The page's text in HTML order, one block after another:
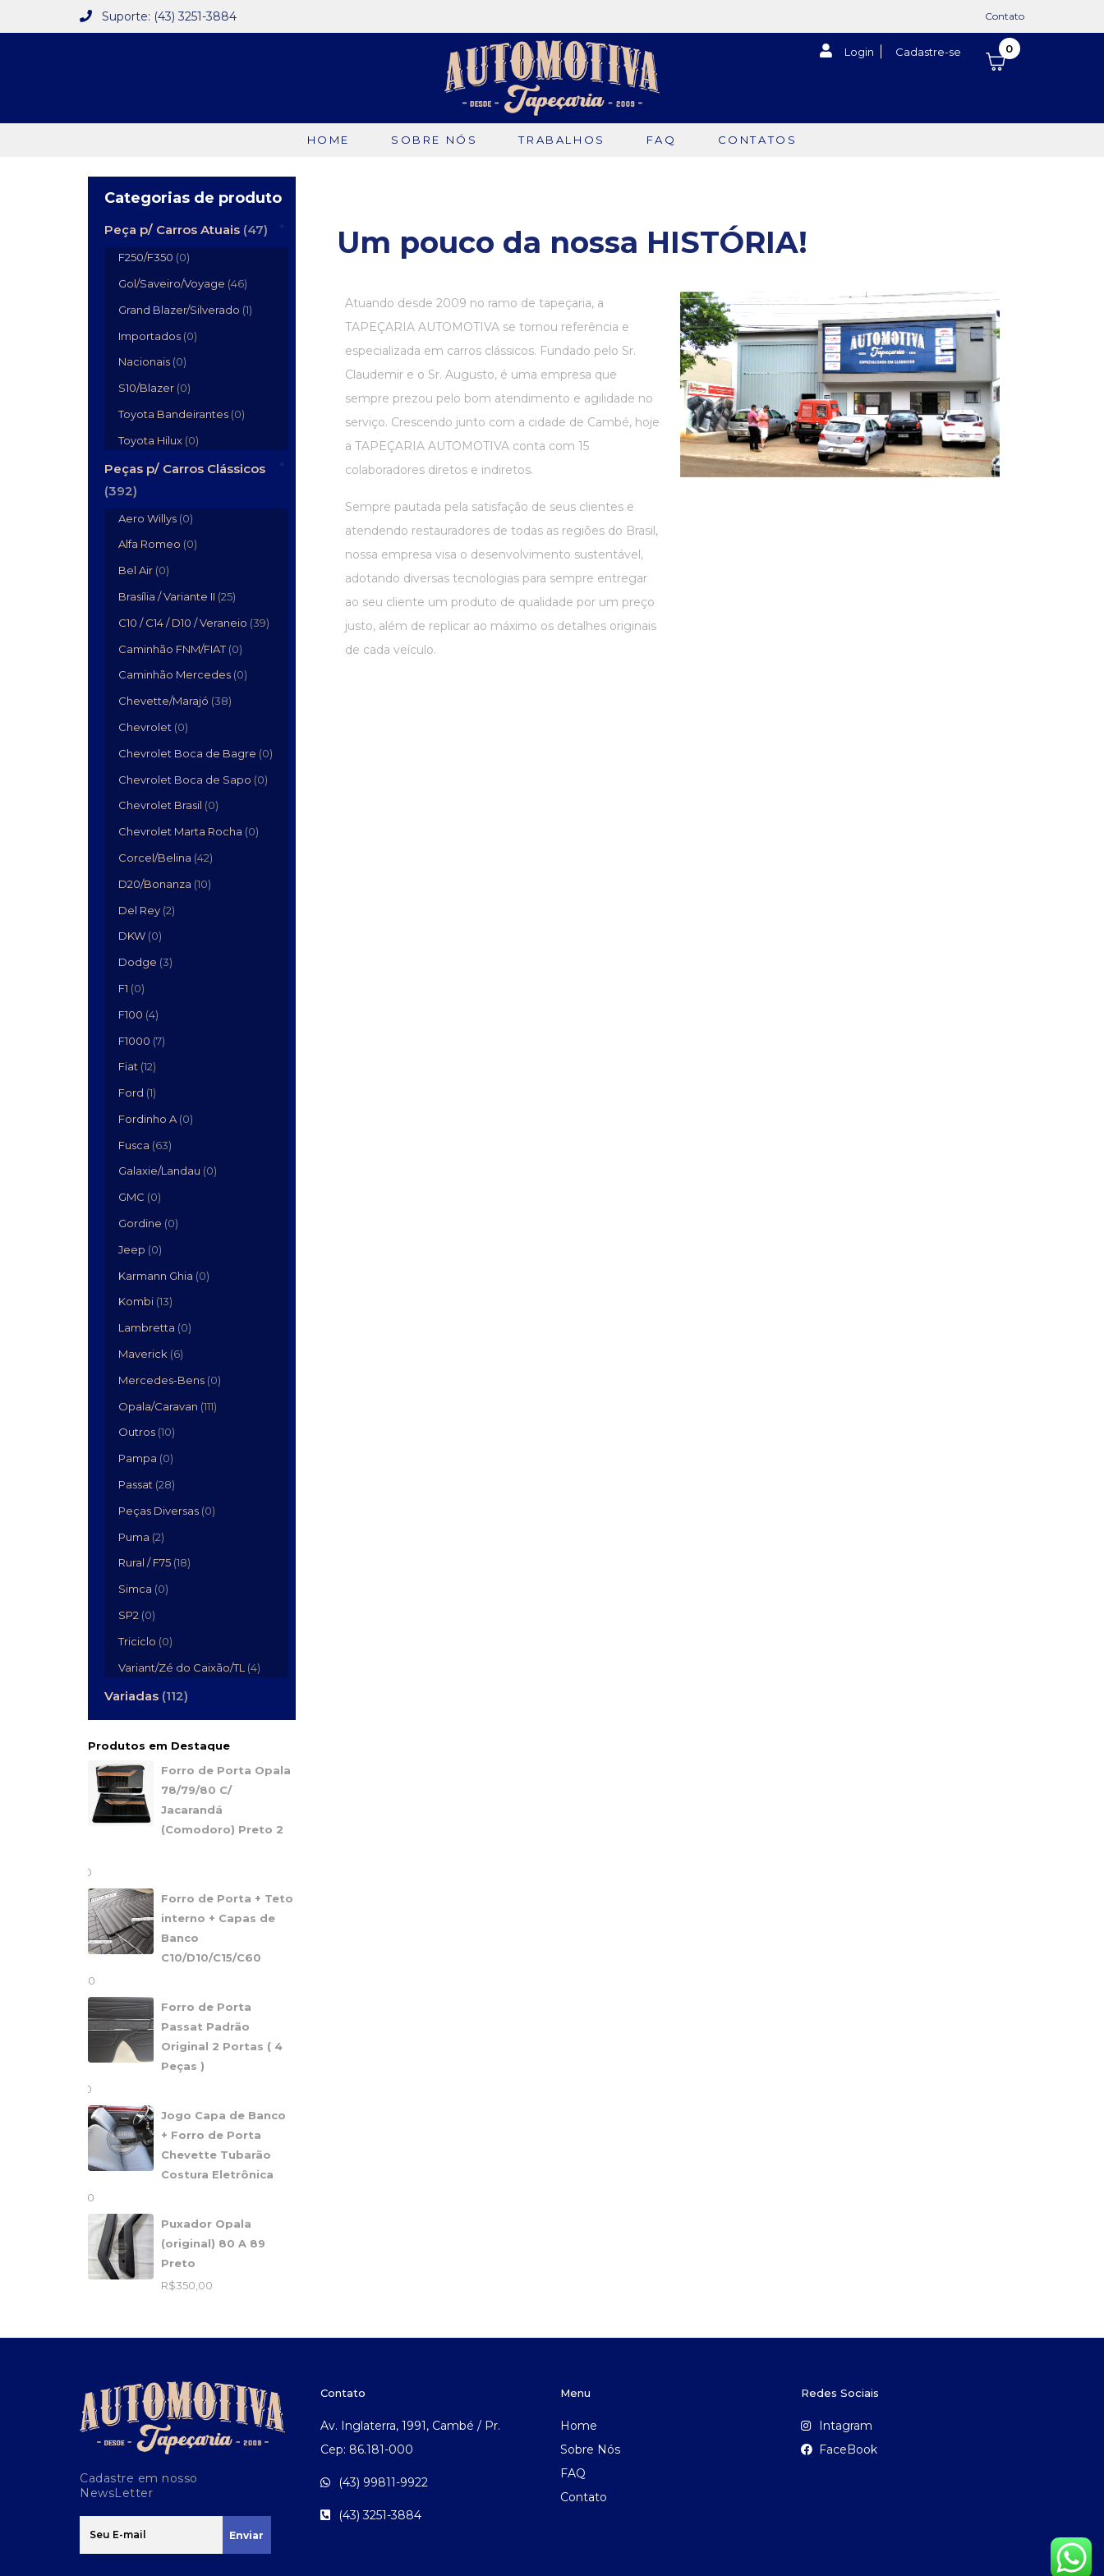
Suporte: (43) 3251-3884 Contato
Login Cadastre-se 0
HOME SOBRE NÓS TRABALHOS FAQ CONTATOS
Um pouco da nossa HISTÓRIA!
Atuando desde 2009 no ramo de tapeçaria, a
TAPEÇARIA AUTOMOTIVA se tornou referência e
especializada em carros clássicos. Fundado pelo Sr.
Claudemir e o Sr. Augusto, é uma empresa que
sempre prezou pelo bom atendimento e agilidade no
serviço. Crescendo junto com a cidade de Cambé, hoje
a TAPEÇARIA AUTOMOTIVA conta com 15
colaboradores diretos e indiretos.
Sempre pautada pela satisfação de seus clientes e
atendendo restauradores de todas as regiões do Brasil,
nossa empresa visa o desenvolvimento sustentável,
adotando diversas tecnologias para sempre entregar
ao seu cliente um produto de qualidade por um preço
justo, além de replicar ao máximo os detalhes originais
de cada veículo.
Categorias de produto
Peça p/ Carros Atuais (47)
F250/F350 (0)
Gol/Saveiro/Voyage (46)
Grand Blazer/Silverado (1)
Importados (0)
Nacionais (0)
S10/Blazer (0)
Toyota Bandeirantes (0)
Toyota Hilux (0)
Peças p/ Carros Clássicos
(392)
Aero Willys (0)
Alfa Romeo (0)
Bel Air (0)
Brasília / Variante II (25)
C10 / C14 / D10 / Veraneio (39)
Caminhão FNM/FIAT (0)
Caminhão Mercedes (0)
Chevette/Marajó (38)
Chevrolet (0)
Chevrolet Boca de Bagre (0)
Chevrolet Boca de Sapo (0)
Chevrolet Brasil (0)
Chevrolet Marta Rocha (0)
Corcel/Belina (42)
D20/Bonanza (10)
Del Rey (2)
DKW (0)
Dodge (3)
F1 (0)
F100 (4)
F1000 (7)
Fiat (12)
Ford (1)
Fordinho A (0)
Fusca (63)
Galaxie/Landau (0)
GMC (0)
Gordine (0)
Jeep (0)
Karmann Ghia (0)
Kombi (13)
Lambretta (0)
Maverick (6)
Mercedes-Bens (0)
Opala/Caravan (111)
Outros (10)
Pampa (0)
Passat (28)
Peças Diversas (0)
Puma (2)
Rural / F75 (18)
Simca (0)
SP2 (0)
Triciclo (0)
Variant/Zé do Caixão/TL (4)
Variadas (112)
Produtos em Destaque
Forro de Porta Opala
78/79/80 C/
Jacarandá
(Comodoro) Preto 2
1.780,00
Forro de Porta + Teto
interno + Capas de
Banco
C10/D10/C15/C60
2.040,00
Forro de Porta
Passat Padrão
Original 2 Portas ( 4
Peças )
1.200,00
Jogo Capa de Banco
+ Forro de Porta
Chevette Tubarão
Costura Eletrônica
2.660,00
Puxador Opala
(original) 80 A 89
Preto
R$350,00
Cadastre em nosso
NewsLetter
Enviar
Contato
Av. Inglaterra, 1991, Cambé / Pr.
Cep: 86.181-000
(43) 99811-9922
(43) 3251-3884
Menu
Home
Sobre Nós
FAQ
Contato
Redes Sociais
Intagram
FaceBook